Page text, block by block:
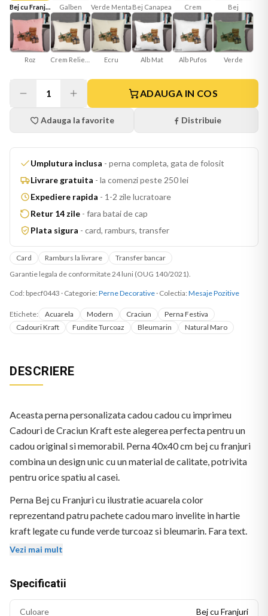
Bej cu Franjuri Galben Verde Menta Bej Canapea Crem Bej
Roz Ecru Alb Mat Alb Pufos Verde
1 ADAUGA IN COS
Adauga la favorite Distribuie
Umplutura inclusa - perna completa, gata de folosit
Livrare gratuita - la comenzi peste 250 lei
Expediere rapida - 1-2 zile lucratoare
Retur 14 zile - fara batai de cap
Plata sigura - card, ramburs, transfer
Card Ramburs la livrare
Transfer bancar
Garantie legala de conformitate 24 luni (OUG 140/2021).
Cod: bpecf0443 · Categorie: Perne Decorative · Colectia: Mesaje Pozitive
Etichete: Acuarela Modern Craciun
Perna Festiva
Cadouri Kraft
Fundite Turcoaz Bleumarin Natural Maro
DESCRIERE
Aceasta perna personalizata cadou cadou cu imprimeu
Cadouri de Craciun Kraft este alegerea perfecta pentru un
cadou original si memorabil. Perna 40x40 cm bej cu franjuri
combina un design unic cu un material de calitate, potrivita
pentru orice spatiu al casei.
Perna Bej cu Franjuri cu ilustratie acuarela color
reprezentand patru pachete cadou maro invelite in hartie
kraft legate cu funde verde turcoaz si bleumarin. Fara text.
Logo BEKZ in coltul stanga-jos.
Vezi mai mult
Specificatii
Culoare Bej cu Franjuri